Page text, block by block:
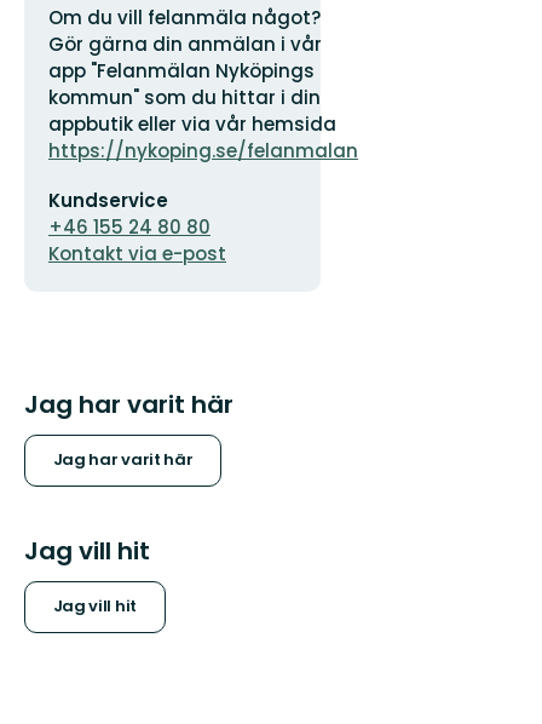
Adress
Om du vill felanmäla något?
Gör gärna din anmälan i vår
app "Felanmälan Nyköpings
kommun" som du hittar i din
appbutik eller via vår hemsida
https://nykoping.se/felanmalan
postadress
Kundservice
+46 155 24 80 80
Kontakt via e-post
Jag har varit här
Jag har varit här
Jag vill hit
Jag vill hit